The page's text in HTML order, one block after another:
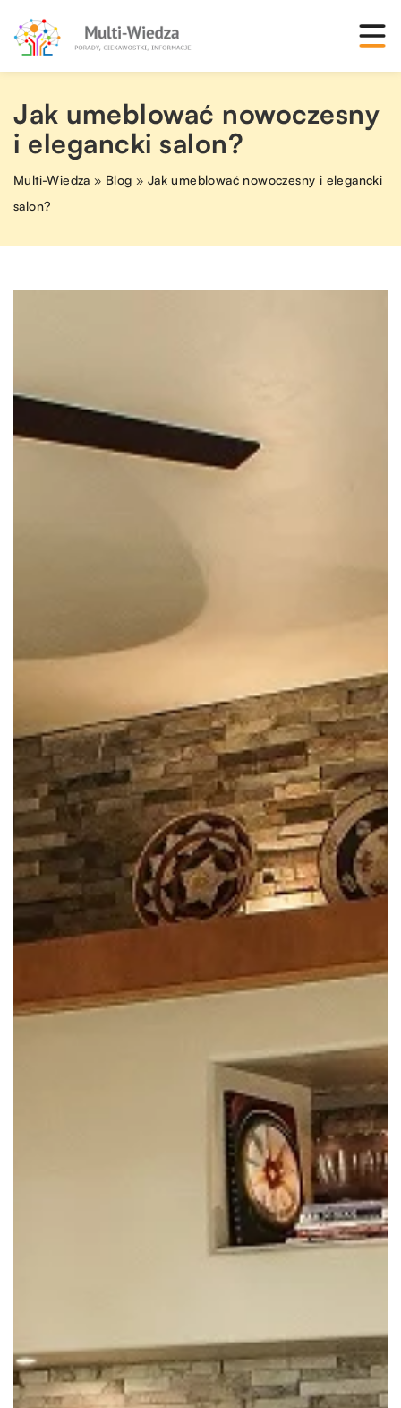
Jak umeblować nowoczesny
i elegancki salon?
Multi-Wiedza » Blog » Jak umeblować nowoczesny i elegancki
salon?